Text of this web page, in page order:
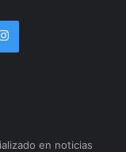
en noticias